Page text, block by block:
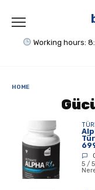
content
Working hours:
HOME
5 /